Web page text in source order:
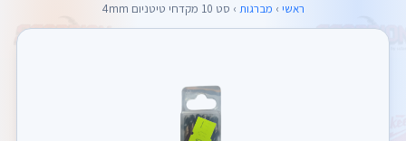
ראשי › מברגות › סט 10 מקדחי טיטניום 4mm